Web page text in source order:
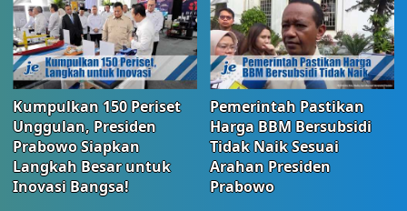
Kumpulkan 150 Periset
Unggulan, Presiden
Prabowo Siapkan
Langkah Besar untuk
Inovasi Bangsa!
Pemerintah Pastikan
Harga BBM Bersubsidi
Tidak Naik Sesuai
Arahan Presiden
Prabowo